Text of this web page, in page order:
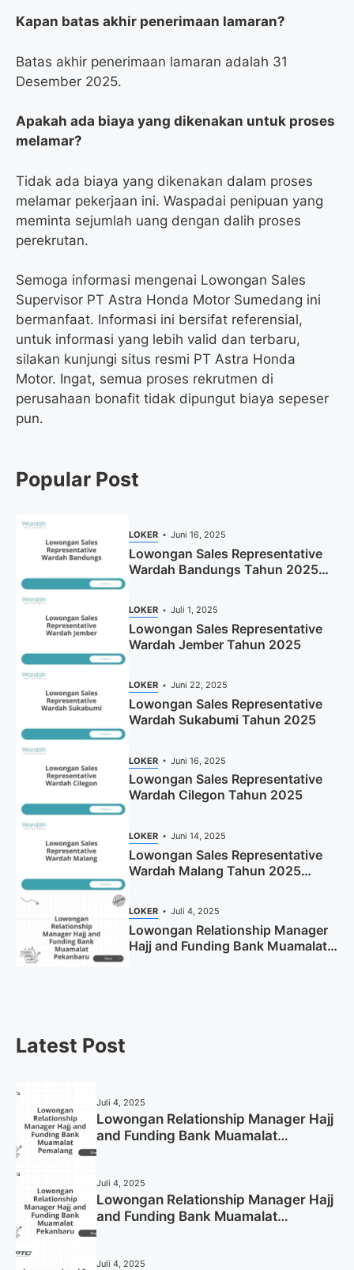
Kapan batas akhir penerimaan lamaran?
Batas akhir penerimaan lamaran adalah 31
Desember 2025.
Apakah ada biaya yang dikenakan untuk proses
melamar?
Tidak ada biaya yang dikenakan dalam proses
melamar pekerjaan ini. Waspadai penipuan yang
meminta sejumlah uang dengan dalih proses
perekrutan.
Semoga informasi mengenai Lowongan Sales
Supervisor PT Astra Honda Motor Sumedang ini
bermanfaat. Informasi ini bersifat referensial,
untuk informasi yang lebih valid dan terbaru,
silakan kunjungi situs resmi PT Astra Honda
Motor. Ingat, semua proses rekrutmen di
perusahaan bonafit tidak dipungut biaya sepeser
pun.
Popular Post
LOKER Juni 16, 2025
Lowongan Sales Representative
Wardah Bandungs Tahun 2025
LOKER Juli 1, 2025
Lowongan Sales Representative
Wardah Jember Tahun 2025
LOKER Juni 22, 2025
Lowongan Sales Representative
Wardah Sukabumi Tahun 2025
LOKER Juni 16, 2025
Lowongan Sales Representative
Wardah Cilegon Tahun 2025
LOKER Juni 14, 2025
Lowongan Sales Representative
Wardah Malang Tahun 2025
LOKER Juli 4, 2025
Lowongan Relationship Manager
Hajj and Funding Bank Muamalat
Latest Post
Juli 4, 2025
Lowongan Relationship Manager Hajj
and Funding Bank Muamalat
Juli 4, 2025
Lowongan Relationship Manager Hajj
and Funding Bank Muamalat
Juli 4, 2025